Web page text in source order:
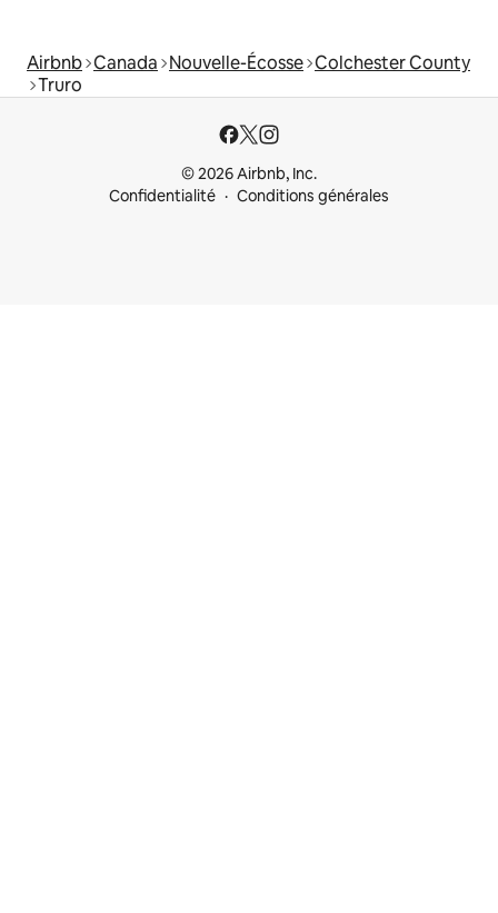
Airbnb Canada Nouvelle-Écosse Colchester County
Truro
© 2026 Airbnb, Inc.
Confidentialité
Conditions générales